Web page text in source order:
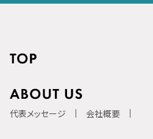
代表メッセージ 会社概要